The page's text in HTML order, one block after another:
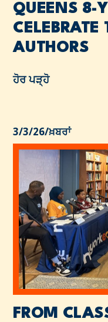
QUEENS 8-
CELEBRATE
AUTHORS
ਹੋਰ ਪੜ੍ਹੋ
3/3/26/ਖ਼ਬਰਾਂ
FROM